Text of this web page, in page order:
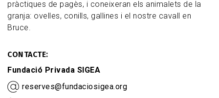
pràctiques de pagès, i coneixeran els animalets de la
granja: ovelles, conills, gallines i el nostre cavall en
Bruce.
CONTACTE
Fundació Privada SIGEA
reserves@fundaciosigea.org